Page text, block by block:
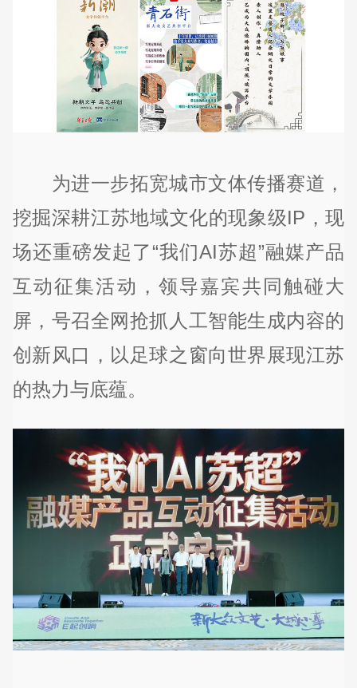
为进一步拓宽城市文体传播赛道，
挖掘深耕江苏地域文化的现象级IP，现
场还重磅发起了“我们AI苏超”融媒产品
互动征集活动，领导嘉宾共同触碰大
屏，号召全网抢抓人工智能生成内容的
创新风口，以足球之窗向世界展现江苏
的热力与底蕴。